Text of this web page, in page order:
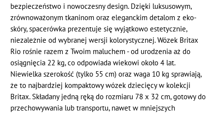
bezpieczeństwo i nowoczesny design. Dzięki luksusowym,
zrównoważonym tkaninom oraz eleganckim detalom z eko-
skóry, spacerówka prezentuje się wyjątkowo estetycznie,
niezależnie od wybranej wersji kolorystycznej. Wózek Britax
Rio rośnie razem z Twoim maluchem - od urodzenia aż do
osiągnięcia 22 kg, co odpowiada wiekowi około 4 lat.
Niewielka szerokość (tylko 55 cm) oraz waga 10 kg sprawiają,
że to najbardziej kompaktowy wózek dziecięcy w kolekcji
Britax. Składany jedną ręką do rozmiaru 78 x 32 cm, gotowy do
przechowywania lub transportu, nawet w mniejszych